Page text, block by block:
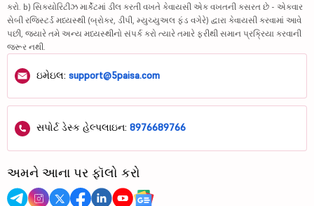
કરો. b) સિક્યોરિટીઝ માર્કેટમાં ડીલ કરતી વખતે કેવાયસી એક વખતની કસરત છે - એકવાર
સેબી રજિસ્ટર્ડ મધ્યસ્થી (બ્રોકર, ડીપી, મ્યુચ્યુઅલ ફંડ વગેરે) દ્વારા કેવાયસી કરવામાં આવે
પછી, જ્યારે તમે અન્ય મધ્યસ્થીનો સંપર્ક કરો ત્યારે તમારે ફરીથી સમાન પ્રક્રિયા કરવાની
જરૂર નથી.
ઇમેઇલ: support@5paisa.com
સપોર્ટ ડેસ્ક હેલ્પલાઇન: 8976689766
અમને આના પર ફૉલો કરો